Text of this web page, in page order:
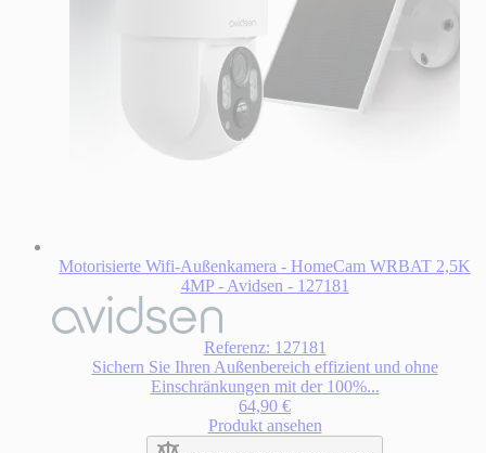
Motorisierte Wifi-Außenkamera - HomeCam WRBAT 2,5K
4MP - Avidsen - 127181
Referenz: 127181
Sichern Sie Ihren Außenbereich effizient und ohne
Einschränkungen mit der 100%...
64,90 €
Produkt ansehen